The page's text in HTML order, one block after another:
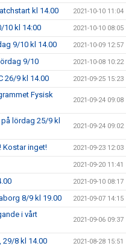
kl 14.00 2021-10-10 11:04
10 kl 14:00 2021-10-10 08:05
9/10 kl 14.00 2021-10-09 12:57
9/10 2021-10-08 10:22
26/9 kl 14.00 2021-09-25 15:23
Fysisk
2021-09-24 09:08
lördag 25/9 kl
2021-09-24 09:02
Kostar inget! 2021-09-23 12:03
2021-09-20 11:41
2021-09-10 08:17
8/9 kl 19.00 2021-09-07 14:15
i vårt
2021-09-06 09:37
29/8 kl 14.00 2021-08-28 15:51